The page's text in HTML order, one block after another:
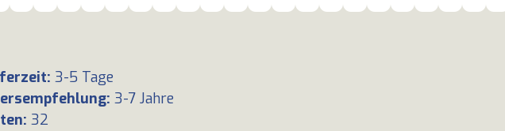
: 3-5 Tage
: 3-7 Jahre
: 32